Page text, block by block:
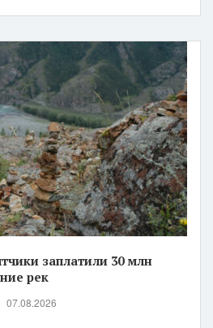
заплатили 30 млн
рек
07.08.2026